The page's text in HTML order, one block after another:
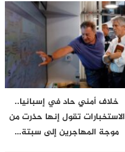
خلاف أمني حاد في إسبانيا..
الاستخبارات تقول إنها حذرت من
موجة المهاجرين إلى سبتة…